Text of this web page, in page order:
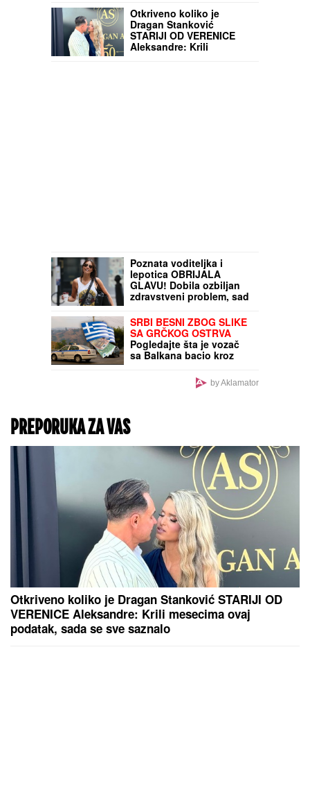
Otkriveno koliko je
Dragan Stanković
STARIJI OD VERENICE
Aleksandre: Krili
Poznata voditeljka i
lepotica OBRIJALA
GLAVU! Dobila ozbiljan
zdravstveni problem, sad
"Ja sam živi dokaz da
možemo da prevaziđemo
svaku traumu"
SRBI BESNI ZBOG SLIKE
SA GRČKOG OSTRVA
Pogledajte šta je vozač
sa Balkana bacio kroz
mogao da izazove
katastrofu, sad mu preti
by Aklamator
PREPORUKA ZA VAS
Otkriveno koliko je Dragan Stanković STARIJI OD
VERENICE Aleksandre: Krili mesecima ovaj
podatak, sada se sve saznalo